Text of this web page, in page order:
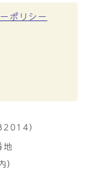
ポリシー
）
地
）